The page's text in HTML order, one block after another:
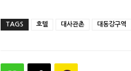
TAGS 호텔 대사관촌 대동강구역